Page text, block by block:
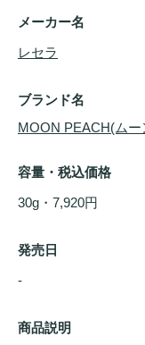
メーカー名
レセラ
ブランド名
MOON PEACH(ムー
容量・税込価格
30g・7,920円
発売日
-
商品説明